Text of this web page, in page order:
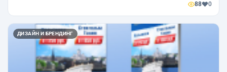
88 0
ДИЗАЙН И БРЕНДИНГ